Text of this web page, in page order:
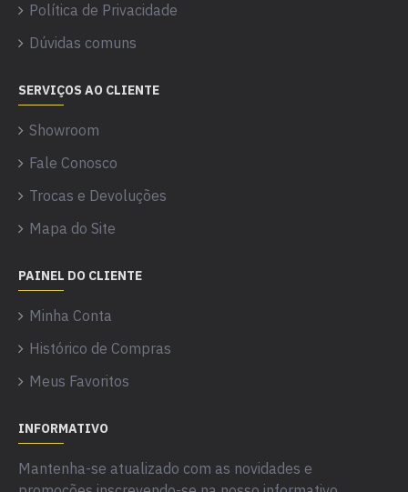
Política de Privacidade
Dúvidas comuns
SERVIÇOS AO CLIENTE
Showroom
Fale Conosco
Trocas e Devoluções
Mapa do Site
PAINEL DO CLIENTE
Minha Conta
Histórico de Compras
Meus Favoritos
INFORMATIVO
Mantenha-se atualizado com as novidades e